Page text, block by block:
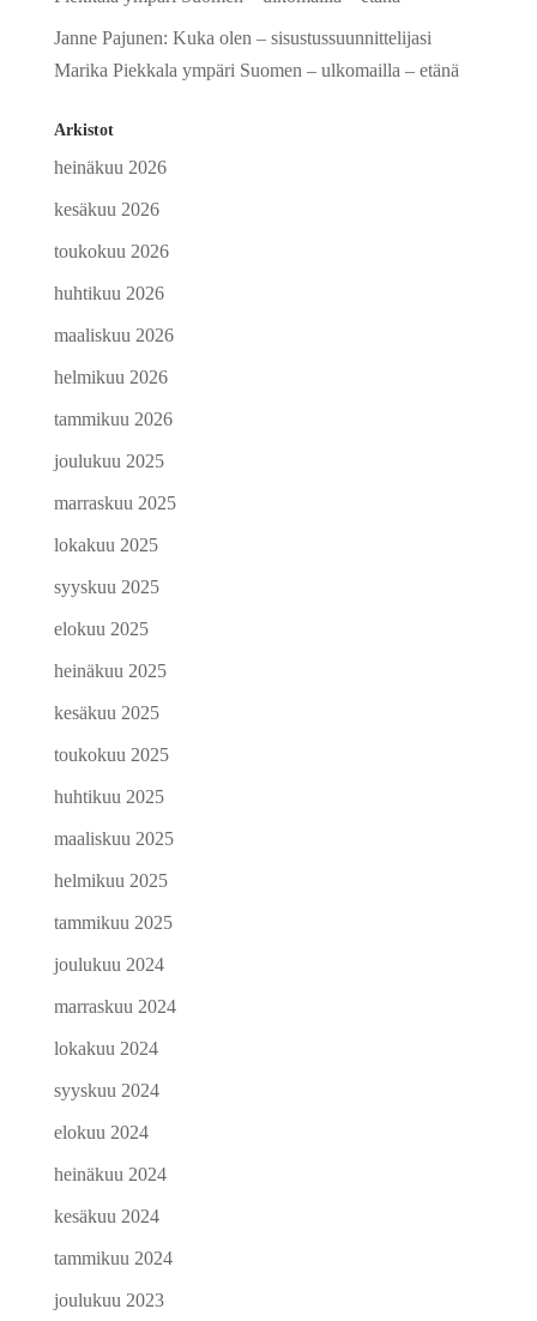
Janne Pajunen: Kuka olen – sisustussuunnittelijasi
Marika Piekkala ympäri Suomen – ulkomailla – etänä
Arkistot
heinäkuu 2026
kesäkuu 2026
toukokuu 2026
huhtikuu 2026
maaliskuu 2026
helmikuu 2026
tammikuu 2026
joulukuu 2025
marraskuu 2025
lokakuu 2025
syyskuu 2025
elokuu 2025
heinäkuu 2025
kesäkuu 2025
toukokuu 2025
huhtikuu 2025
maaliskuu 2025
helmikuu 2025
tammikuu 2025
joulukuu 2024
marraskuu 2024
lokakuu 2024
syyskuu 2024
elokuu 2024
heinäkuu 2024
kesäkuu 2024
tammikuu 2024
joulukuu 2023